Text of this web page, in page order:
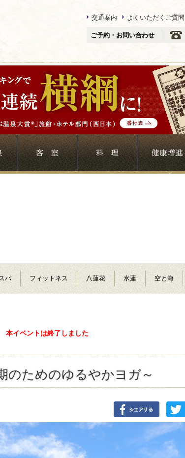
交通案内 よくいただくご質問
ご予約・お問い合わせ
パ フィットネス 八蓮花 水蓮 空と海
本イベントは終了しました
のためのゆるやかヨガ～